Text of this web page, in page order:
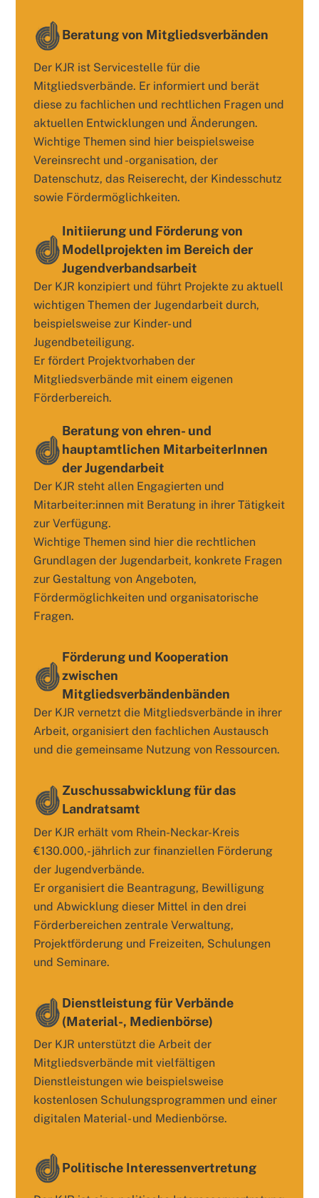
Beratung von Mitgliedsverbänden
Der KJR ist Servicestelle für die
Mitgliedsverbände. Er informiert und berät
diese zu fachlichen und rechtlichen Fragen und
aktuellen Entwicklungen und Änderungen.
Wichtige Themen sind hier beispielsweise
Vereinsrecht und -organisation, der
Datenschutz, das Reiserecht, der Kindesschutz
sowie Fördermöglichkeiten.
Initiierung und Förderung von
Modellprojekten im Bereich der
Jugendverbandsarbeit
Der KJR konzipiert und führt Projekte zu aktuell
wichtigen Themen der Jugendarbeit durch,
beispielsweise zur Kinder- und
Jugendbeteiligung.
Er fördert Projektvorhaben der
Mitgliedsverbände mit einem eigenen
Förderbereich.
Beratung von ehren- und
hauptamtlichen MitarbeiterInnen
der Jugendarbeit
Der KJR steht allen Engagierten und
Mitarbeiter:innen mit Beratung in ihrer Tätigkeit
zur Verfügung.
Wichtige Themen sind hier die rechtlichen
Grundlagen der Jugendarbeit, konkrete Fragen
zur Gestaltung von Angeboten,
Fördermöglichkeiten und organisatorische
Fragen.
Förderung und Kooperation
zwischen
Mitgliedsverbändenbänden
Der KJR vernetzt die Mitgliedsverbände in ihrer
Arbeit, organisiert den fachlichen Austausch
und die gemeinsame Nutzung von Ressourcen.
Zuschussabwicklung für das
Landratsamt
Der KJR erhält vom Rhein-Neckar-Kreis
€130.000,- jährlich zur finanziellen Förderung
der Jugendverbände.
Er organisiert die Beantragung, Bewilligung
und Abwicklung dieser Mittel in den drei
Förderbereichen zentrale Verwaltung,
Projektförderung und Freizeiten, Schulungen
und Seminare.
Dienstleistung für Verbände
(Material-, Medienbörse)
Der KJR unterstützt die Arbeit der
Mitgliedsverbände mit vielfältigen
Dienstleistungen wie beispielsweise
kostenlosen Schulungsprogrammen und einer
digitalen Material- und Medienbörse.
Politische Interessenvertretung